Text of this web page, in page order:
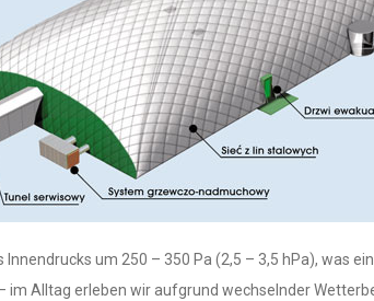
um 250 – 350 Pa (2,5 – 3,5 hPa), was
Alltag erleben wir aufgrund wechselnder